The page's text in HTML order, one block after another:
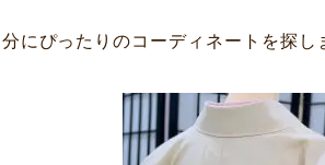
ビジョン
サステナビリティ
プレスリリース
分にぴったりのコーディネートを探